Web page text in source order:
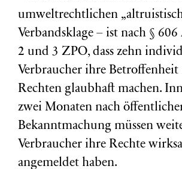
umweltrechtlichen
Verbandsklage – ist nach §
2 und 3 ZPO, dass zehn
Verbraucher ihre Betroffenheit
Rechten glaubhaft machen.
zwei Monaten nach
Bekanntmachung müssen
Verbraucher ihre Rechte
angemeldet haben.